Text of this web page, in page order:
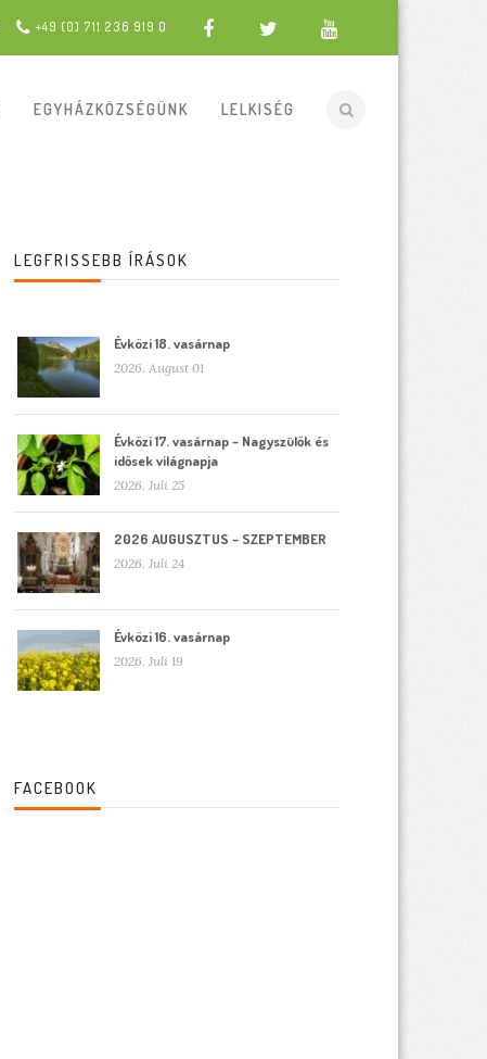
+49 (0) 711 236 919 0
EGYHÁZKÖZSÉGÜNK LELKISÉG
LEGFRISSEBB ÍRÁSOK
Évközi 18. vasárnap
2026. August 01
Évközi 17. vasárnap – Nagyszülők és
idősek világnapja
2026. Juli 25
2026 AUGUSZTUS – SZEPTEMBER
2026. Juli 24
Évközi 16. vasárnap
2026. Juli 19
FACEBOOK